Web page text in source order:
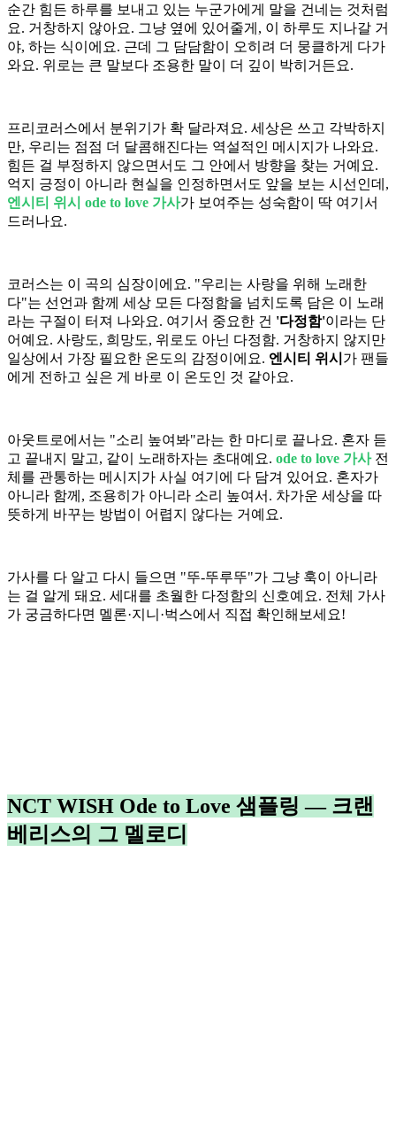
순간 힘든 하루를 보내고 있는 누군가에게 말을 건네는 것처럼
요. 거창하지 않아요. 그냥 옆에 있어줄게, 이 하루도 지나갈 거
야, 하는 식이에요. 근데 그 담담함이 오히려 더 뭉클하게 다가
와요. 위로는 큰 말보다 조용한 말이 더 깊이 박히거든요.
프리코러스에서 분위기가 확 달라져요. 세상은 쓰고 각박하지
만, 우리는 점점 더 달콤해진다는 역설적인 메시지가 나와요.
힘든 걸 부정하지 않으면서도 그 안에서 방향을 찾는 거예요.
억지 긍정이 아니라 현실을 인정하면서도 앞을 보는 시선인데,
엔시티 위시 ode to love 가사가 보여주는 성숙함이 딱 여기서
드러나요.
코러스는 이 곡의 심장이에요. "우리는 사랑을 위해 노래한
다"는 선언과 함께 세상 모든 다정함을 넘치도록 담은 이 노래
라는 구절이 터져 나와요. 여기서 중요한 건 '다정함'이라는 단
어예요. 사랑도, 희망도, 위로도 아닌 다정함. 거창하지 않지만
일상에서 가장 필요한 온도의 감정이에요. 엔시티 위시 가 팬들
에게 전하고 싶은 게 바로 이 온도인 것 같아요.
아웃트로에서는 "소리 높여봐"라는 한 마디로 끝나요. 혼자 듣
고 끝내지 말고, 같이 노래하자는 초대예요. ode to love 가사전
체를 관통하는 메시지가 사실 여기에 다 담겨 있어요. 혼자가
아니라 함께, 조용히가 아니라 소리 높여서. 차가운 세상을 따
뜻하게 바꾸는 방법이 어렵지 않다는 거예요.
가사를 다 알고 다시 들으면 "뚜-뚜루뚜"가 그냥 훅이 아니라
는 걸 알게 돼요. 세대를 초월한 다정함의 신호예요. 전체 가사
가 궁금하다면 멜론·지니·벅스에서 직접 확인해보세요!
NCT WISH Ode to Love 샘플링 — 크랜
베리스의 그 멜로디